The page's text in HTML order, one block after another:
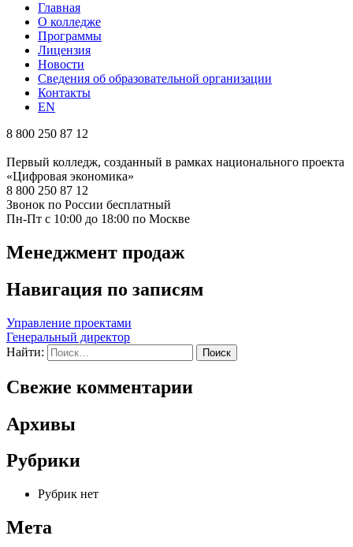
Главная
О колледже
Программы
Лицензия
Новости
Сведения об образовательной организации
Контакты
EN
8 800 250 87 12
Первый колледж, созданный в рамках национального проекта
«Цифровая экономика»
8 800 250 87 12
Звонок по России бесплатный
Пн-Пт с 10:00 до 18:00 по Москве
Менеджмент продаж
Навигация по записям
Управление проектами
Генеральный директор
Найти:
Свежие комментарии
Архивы
Рубрики
Рубрик нет
Мета